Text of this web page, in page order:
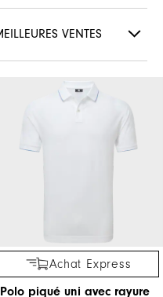
Achat Express
Polo piqué uni avec rayure